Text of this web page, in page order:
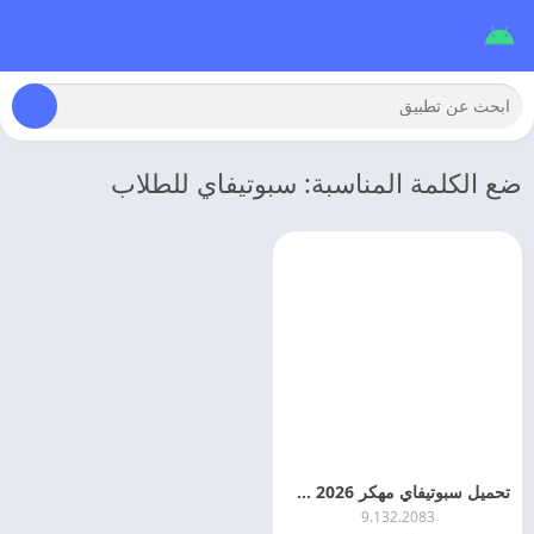
ضع الكلمة المناسبة: سبوتيفاي للطلاب
تحميل سبوتيفاي مهكر 2026 Spotify Premium اخر اصدار
9.132.2083